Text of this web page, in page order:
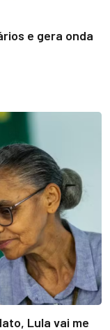
e gera onda
Lula vai me